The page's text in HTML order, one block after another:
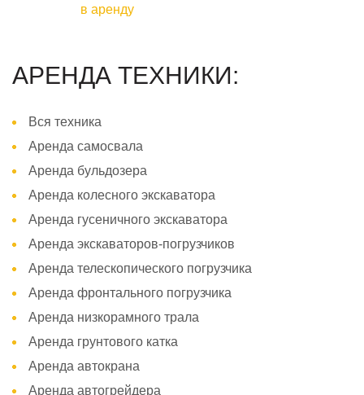
в аренду
АРЕНДА ТЕХНИКИ:
Вся техника
Аренда самосвала
Аренда бульдозера
Аренда колесного экскаватора
Аренда гусеничного экскаватора
Аренда экскаваторов-погрузчиков
Аренда телескопического погрузчика
Аренда фронтального погрузчика
Аренда низкорамного трала
Аренда грунтового катка
Аренда автокрана
Аренда автогрейдера